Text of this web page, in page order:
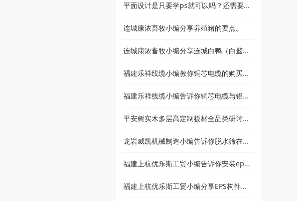
平面设计是只要学ps就可以吗？还需要学什么？和高新教育小编来了解
连城康浓畜牧小编分享养殖猪的要点。
连城康浓畜牧小编分享连城白鸭（白鹜鸭）简介
福建乐祥线缆小编教你铜芯电缆的购买技巧？
福建乐祥线缆小编告诉你铜芯电缆与铝芯电缆各有什么优点
平安树实木多层高定制板材全品类研讨会暨2021***经销商大会即将盛大召开
龙岩威凯机械制造小编告诉你脱水筛在使用时要注意哪些事项
福建上杭优乐斯工贸小编告诉你安装eps线条的注意事项
福建上杭优乐斯工贸小编分享EPS构件的应用领域